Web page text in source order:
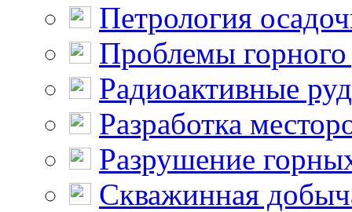
Петрология
Проблемы горного
Радиоактивные
Разработка
Разрушение
Скважинная